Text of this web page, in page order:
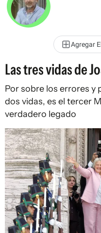
Agregar
Las tres vidas de
Por sobre los errores y
dos vidas, es el tercer
verdadero legado